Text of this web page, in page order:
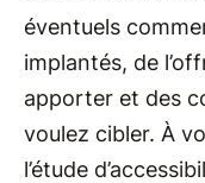
éventuels
implantés, de
apporter et des
voulez cibler. À
l’étude